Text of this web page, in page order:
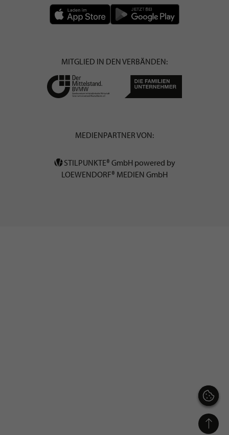
MITGLIED IN DEN VERBÄNDEN:
MEDIENPARTNER VON:
STILPUNKTE® GmbH powered by
LOEWENDORF® MEDIEN GmbH